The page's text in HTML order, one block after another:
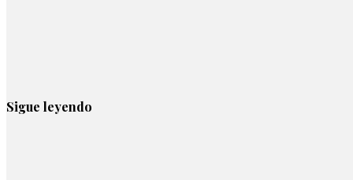
Sigue leyendo